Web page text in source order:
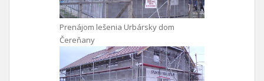
Prenájom lešenia Urbársky dom
Čereňany